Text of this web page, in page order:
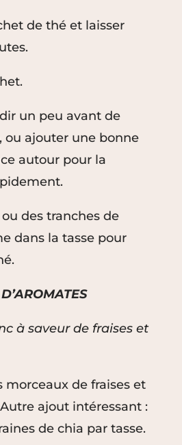
de thé et laisser
un peu avant de
ou ajouter une bonne
autour pour la
des tranches de
dans la tasse pour
à saveur de fraises et
morceaux de fraises et
ajout intéressant :
de chia par tasse.